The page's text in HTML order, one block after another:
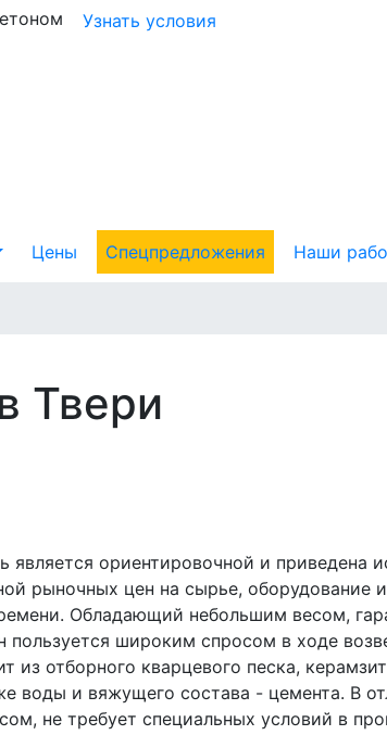
Узнать условия
Цены Спецпредложения Наши
Твери
ориентировочной и приведена
рыночных цен на сырье, оборудование
Обладающий небольшим весом,
широким спросом в ходе
из отборного кварцевого песка,
и вяжущего состава - цемента. В
не требует специальных условий в